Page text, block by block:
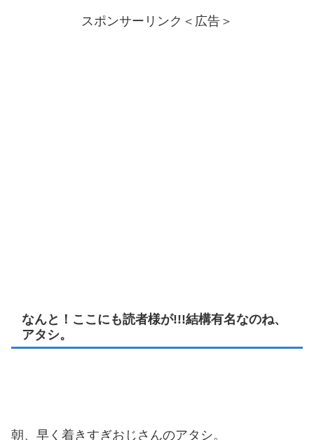
スポンサーリンク＜広告＞
なんと！ここにも読者様が!!!結構有名なのね、
アタシ。
朝、早く着きすぎおじさんのアタシ。